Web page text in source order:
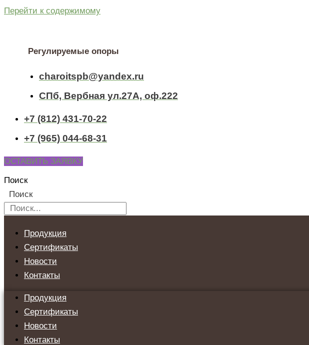
Перейти к содержимому
Регулируемые опоры
charoitspb@yandex.ru
СПб, Вербная ул.27А, оф.222
+7 (812) 431-70-22
+7 (965) 044-68-31
ОСТАВИТЬ ЗАЯВКУ
Поиск
Поиск
Продукция
Сертификаты
Новости
Контакты
Продукция
Сертификаты
Новости
Контакты